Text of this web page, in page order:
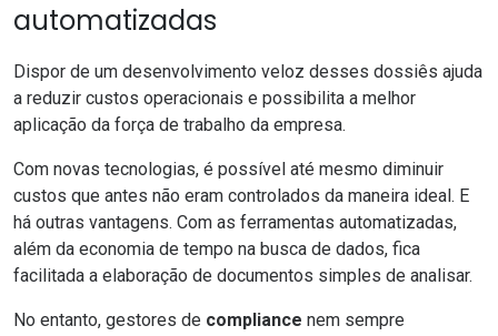
automatizadas
Dispor de um desenvolvimento veloz desses dossiês ajuda
a reduzir custos operacionais e possibilita a melhor
aplicação da força de trabalho da empresa.
Com novas tecnologias, é possível até mesmo diminuir
custos que antes não eram controlados da maneira ideal. E
há outras vantagens. Com as ferramentas automatizadas,
além da economia de tempo na busca de dados, fica
facilitada a elaboração de documentos simples de analisar.
No entanto, gestores de compliance nem sempre